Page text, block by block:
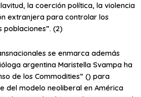
la coerción política, la violencia
extranjera para controlar los
poblaciones”. (2)
se enmarca además
argentina Maristella Svampa ha
de los Commodities” () para
del modelo neoliberal en América